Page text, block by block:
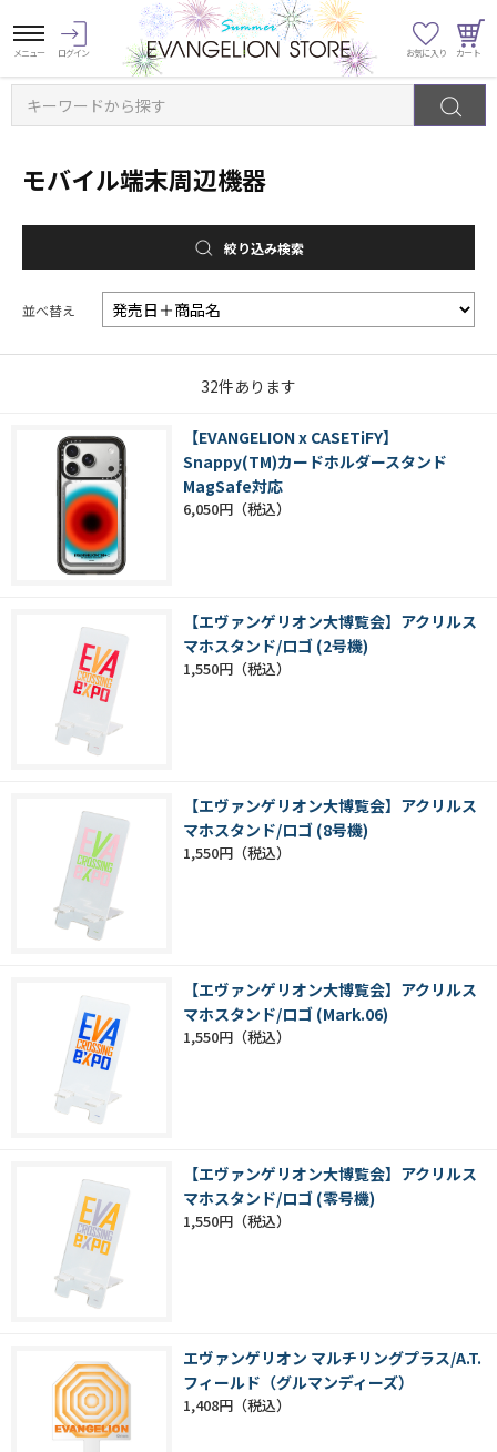
キーワードから探す
モバイル端末周辺機器
絞り込み検索
並べ替え
32件あります
【EVANGELION x CASETiFY】
Snappy(TM)カードホルダースタンド
MagSafe対応
6,050円
【エヴァンゲリオン大博覧会】アクリルス
マホスタンド/ロゴ (2号機)
1,550円
【エヴァンゲリオン大博覧会】アクリルス
マホスタンド/ロゴ (8号機)
1,550円
【エヴァンゲリオン大博覧会】アクリルス
マホスタンド/ロゴ (Mark.06)
1,550円
【エヴァンゲリオン大博覧会】アクリルス
マホスタンド/ロゴ (零号機)
1,550円
エヴァンゲリオン マルチリングプラス/A.T.
フィールド（グルマンディーズ）
1,408円